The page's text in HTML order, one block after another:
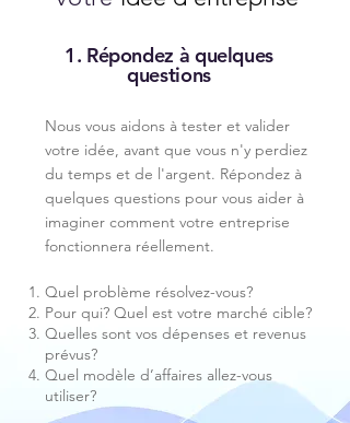
1. Répondez à quelques
questions
Nous vous aidons à tester et valider
votre idée, avant que vous n'y perdiez
du temps et de l'argent. Répondez à
quelques questions pour vous aider à
imaginer comment votre entreprise
fonctionnera réellement.
Quel problème résolvez-vous?
Pour qui? Quel est votre marché cible?
Quelles sont vos dépenses et revenus
prévus?
Quel modèle d’affaires allez-vous
utiliser?